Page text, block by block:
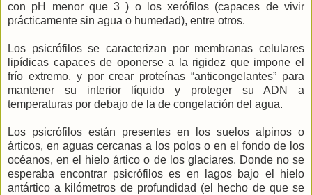
con pH menor que 3 ) o los xerófilos (capaces de vivir
prácticamente sin agua o humedad), entre otros.
Los psicrófilos se caracterizan por membranas celulares
lipídicas capaces de oponerse a la rigidez que impone el
frío extremo, y por crear proteínas “anticongelantes” para
mantener su interior líquido y proteger su ADN a
temperaturas por debajo de la de congelación del agua.
Los psicrófilos están presentes en los suelos alpinos o
árticos, en aguas cercanas a los polos o en el fondo de los
océanos, en el hielo ártico o de los glaciares. Donde no se
esperaba encontrar psicrófilos es en lagos bajo el hielo
antártico a kilómetros de profundidad (el hecho de que se